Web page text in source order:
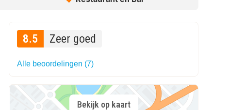
8.5 Zeer goed
Alle beoordelingen (7)
Bekijk op kaart